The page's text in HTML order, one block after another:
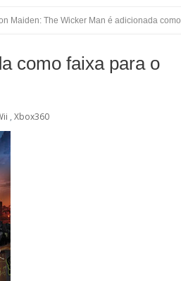
Maiden: The Wicker Man é adicionada como
como faixa para o
, Xbox360